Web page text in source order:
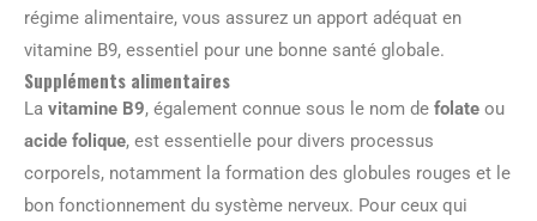
régime alimentaire, vous assurez un apport adéquat en
vitamine B9, essentiel pour une bonne santé globale.
Suppléments alimentaires
La vitamine B9, également connue sous le nom de folate ou
acide folique, est essentielle pour divers processus
corporels, notamment la formation des globules rouges et le
bon fonctionnement du système nerveux. Pour ceux qui